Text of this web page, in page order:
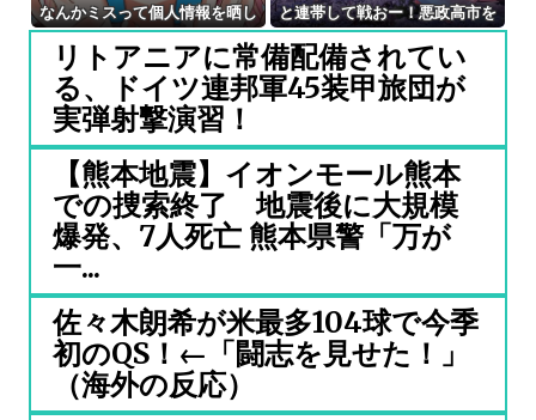
なんかミスって個人情報を晒し
まくってしまうｗｗｗｗｗｗ
と連帯して戦おー！悪政高市を
打倒するぞー！」
リトアニアに常備配備されてい
る、ドイツ連邦軍45装甲旅団が
実弾射撃演習！
【熊本地震】イオンモール熊本
での捜索終了 地震後に大規模
爆発、7人死亡 熊本県警「万が
一...
佐々木朗希が米最多104球で今季
初のQS！←「闘志を見せた！」
（海外の反応）